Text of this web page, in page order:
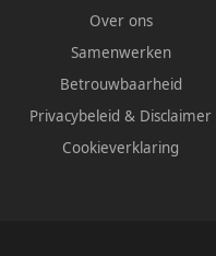
Over ons
Samenwerken
Betrouwbaarheid
Privacybeleid & Disclaimer
Cookieverklaring